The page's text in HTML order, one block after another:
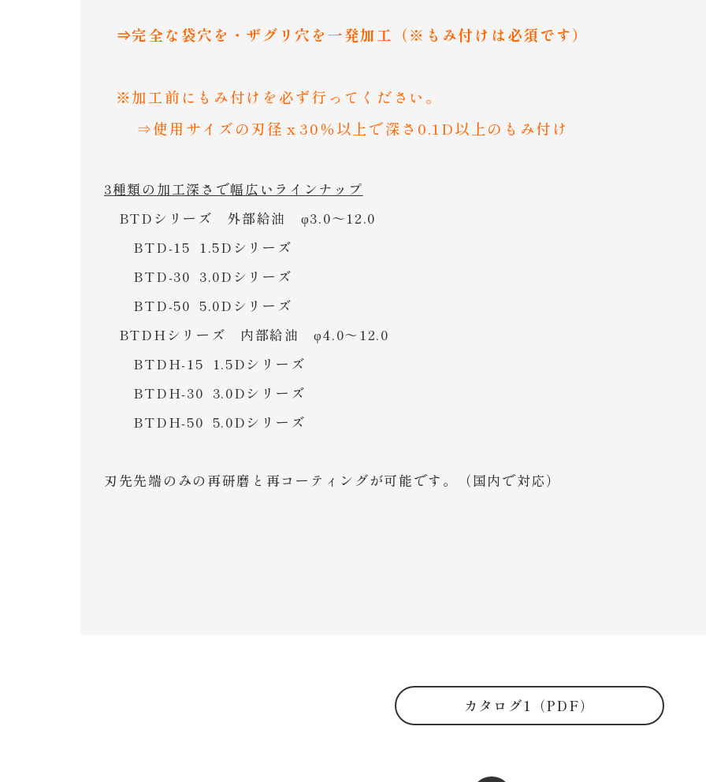
⇒完全な袋穴を・ザグリ穴を一発加工（※もみ付けは必須です）
※加工前にもみ付けを必ず行ってください。
⇒使用サイズの刃径ｘ30％以上で深さ0.1D以上のもみ付け
3種類の加工深さで幅広いラインナップ
BTDシリーズ 外部給油 φ3.0～12.0
BTD-15 1.5Dシリーズ
BTD-30 3.0Dシリーズ
BTD-50 5.0Dシリーズ
BTDHシリーズ 内部給油 φ4.0～12.0
BTDH-15 1.5Dシリーズ
BTDH-30 3.0Dシリーズ
BTDH-50 5.0Dシリーズ
刃先先端のみの再研磨と再コーティングが可能です。（国内で対応）
カタログ1（PDF）